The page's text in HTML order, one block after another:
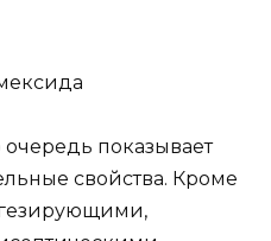
показывает
свойства. Кроме